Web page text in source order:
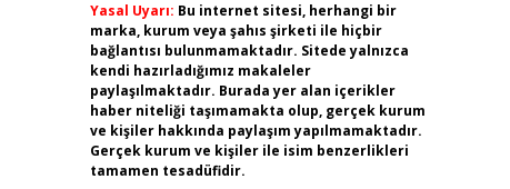
Yasal Uyarı: Bu internet sitesi, herhangi bir
marka, kurum veya şahıs şirketi ile hiçbir
bağlantısı bulunmamaktadır. Sitede yalnızca
kendi hazırladığımız makaleler
paylaşılmaktadır. Burada yer alan içerikler
haber niteliği taşımamakta olup, gerçek kurum
ve kişiler hakkında paylaşım yapılmamaktadır.
Gerçek kurum ve kişiler ile isim benzerlikleri
tamamen tesadüfidir.